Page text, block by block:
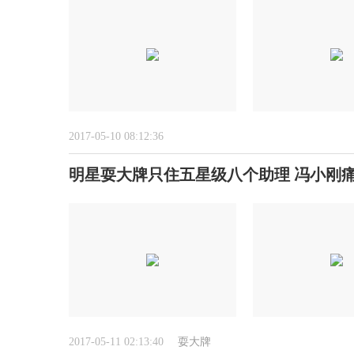
2017-05-10 08:12:36
明星耍大牌只住五星级八个助理 冯小刚
2017-05-11 02:13:40 耍大牌